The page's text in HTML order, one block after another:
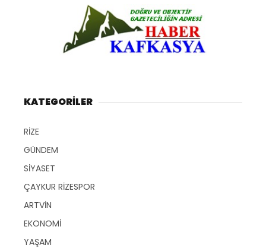
KATEGORİLER
RİZE
GÜNDEM
SİYASET
ÇAYKUR RİZESPOR
ARTVİN
EKONOMİ
YAŞAM